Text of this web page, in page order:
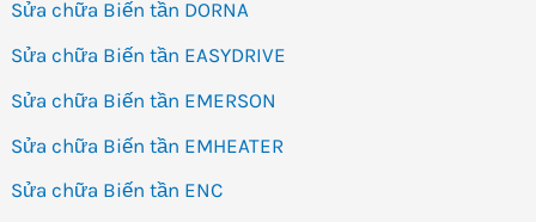
Sửa chữa Biến tần DORNA
Sửa chữa Biến tần EASYDRIVE
Sửa chữa Biến tần EMERSON
Sửa chữa Biến tần EMHEATER
Sửa chữa Biến tần ENC